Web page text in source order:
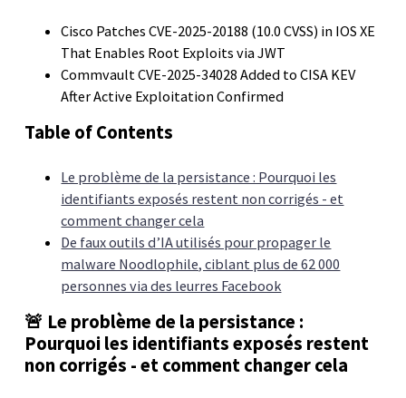
Cisco Patches CVE-2025-20188 (10.0 CVSS) in IOS XE
That Enables Root Exploits via JWT
Commvault CVE-2025-34028 Added to CISA KEV
After Active Exploitation Confirmed
Table of Contents
Le problème de la persistance : Pourquoi les
identifiants exposés restent non corrigés - et
comment changer cela
De faux outils d’IA utilisés pour propager le
malware Noodlophile, ciblant plus de 62 000
personnes via des leurres Facebook
🚨 Le problème de la persistance :
Pourquoi les identifiants exposés restent
non corrigés - et comment changer cela